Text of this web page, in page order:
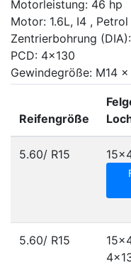
Motorleistung: 46 hp
Motor: 1.6L, I4 , Petrol
Zentrierbohrung
PCD: 4x130
Gewindegröße: M14 x
Reifengröße
5.60/ R15
5.60/ R15